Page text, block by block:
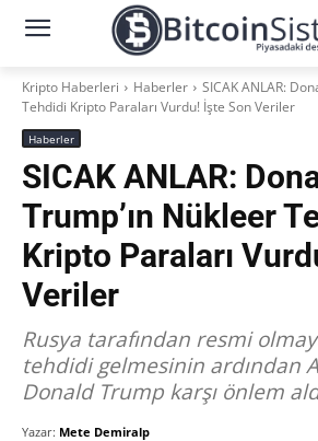
Kripto Haberleri Haberler
SICAK ANLAR:
Tehdidi Kripto Paraları Vurdu! İşte Son Veriler
Haberler
SICAK ANLAR:
Trump’ın Nükleer
Kripto Paraları
Veriler
Rusya tarafından resmi
tehdidi gelmesinin ardından
Donald Trump karşı önlem
Yazar: Mete Demiralp